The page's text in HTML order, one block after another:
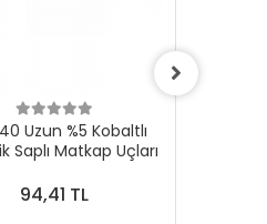
Uzun %5 Kobaltlı
Saplı Matkap Uçları
94,41 TL